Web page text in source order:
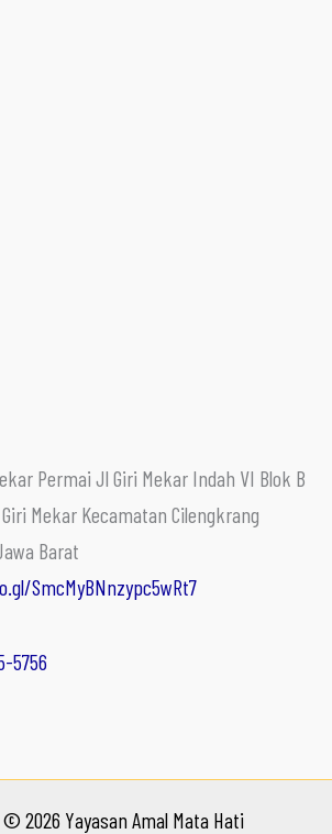
Permai Jl Giri Mekar Indah VI Blok B
Mekar Kecamatan Cilengkrang
Barat
SmcMyBNnzypc5wRt7
5756
2026 Yayasan Amal Mata Hati